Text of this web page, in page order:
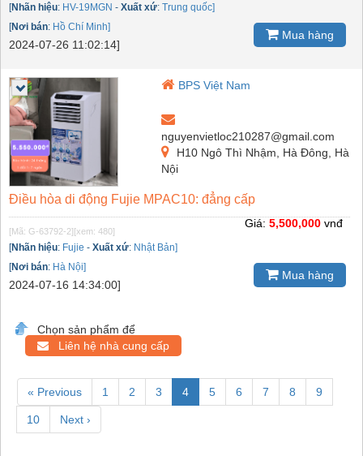
[Nhãn hiệu: HV-19MGN - Xuất xứ: Trung quốc]
[Nơi bán: Hồ Chí Minh]
2024-07-26 11:02:14]
Mua hàng
BPS Việt Nam
nguyenvietloc210287@gmail.com
H10 Ngô Thì Nhậm, Hà Đông, Hà
Nội
Điều hòa di động Fujie MPAC10: đẳng cấp
[Mã: G-63792-2][xem: 480]
[Nhãn hiệu: Fujie - Xuất xứ: Nhật Bản]
[Nơi bán: Hà Nội]
2024-07-16 14:34:00]
Giá: 5,500,000 vnđ
Mua hàng
Chọn sản phẩm để
Liên hệ nhà cung cấp
« Previous 1 2 3 4 5 6 7 8 9
10 Next ›